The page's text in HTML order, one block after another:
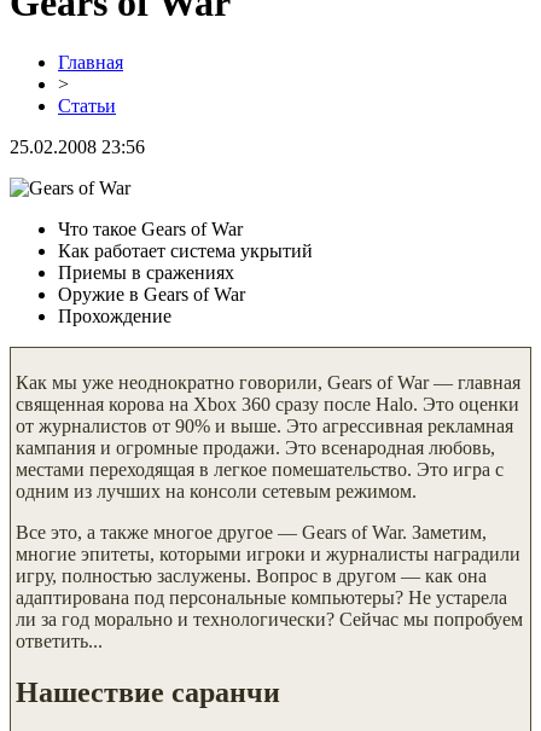
Главная
>
Статьи
25.02.2008 23:56
Что такое Gears of War
Как работает система укрытий
Приемы в сражениях
Оружие в Gears of War
Прохождение
Как мы уже неоднократно говорили, Gears of War — главная
священная корова на Xbox 360 сразу после Halo. Это оценки
от журналистов от 90% и выше. Это агрессивная рекламная
кампания и огромные продажи. Это всенародная любовь,
местами переходящая в легкое помешательство. Это игра с
одним из лучших на консоли сетевым режимом.
Все это, а также многое другое — Gears of War. Заметим,
многие эпитеты, которыми игроки и журналисты наградили
игру, полностью заслужены. Вопрос в другом — как она
адаптирована под персональные компьютеры? Не устарела
ли за год морально и технологически? Сейчас мы попробуем
ответить...
Нашествие саранчи